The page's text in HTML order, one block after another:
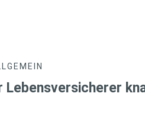
Lebensversicherer